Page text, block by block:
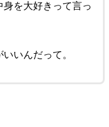
を大好きって言っ
いんだって。